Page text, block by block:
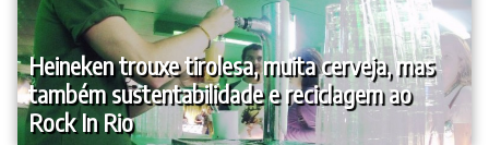
Heineken trouxe tirolesa, muita cerveja, mas
também sustentabilidade e reciclagem ao
Rock In Rio